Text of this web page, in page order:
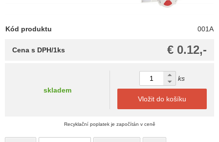
Kód produktu 001A
€ 0.12,-
Cena s DPH/1ks
skladem
ks
Vložit do košíku
Recyklační poplatek je započítán v ceně